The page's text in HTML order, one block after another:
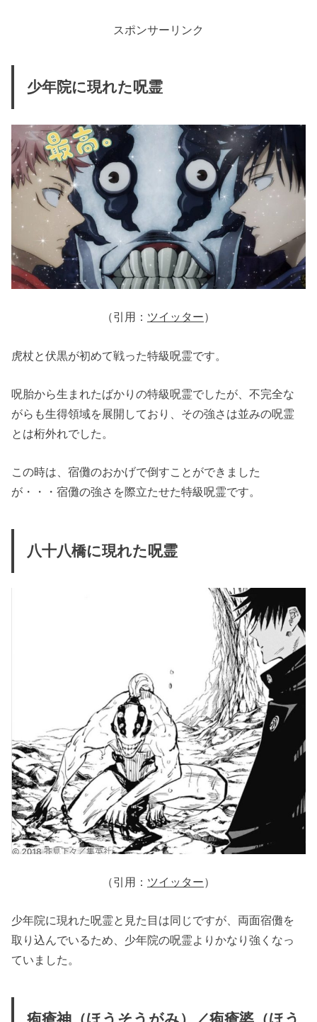
スポンサーリンク
少年院に現れた呪霊
（引用： ツイッター）
虎杖と伏黒が初めて戦った特級呪霊です。
呪胎から生まれたばかりの特級呪霊でしたが、不完全な
がらも生得領域を展開しており、その強さは並みの呪霊
とは桁外れでした。
この時は、宿儺のおかげで倒すことができました
が・・・宿儺の強さを際立たせた特級呪霊です。
八十八橋に現れた呪霊
（引用： ツイッター）
少年院に現れた呪霊と見た目は同じですが、両面宿儺を
取り込んでいるため、少年院の呪霊よりかなり強くなっ
ていました。